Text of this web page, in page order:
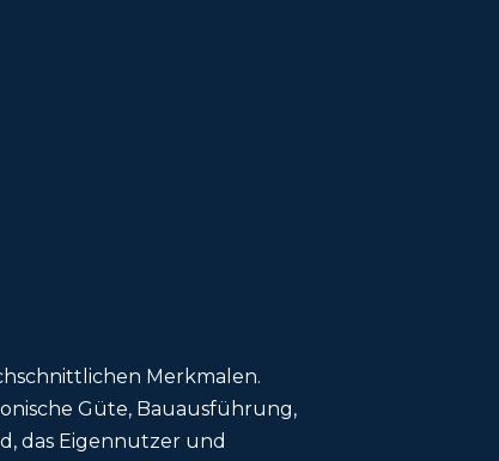
Merkmalen.
Güte, Bauausführung,
das Eigennutzer und